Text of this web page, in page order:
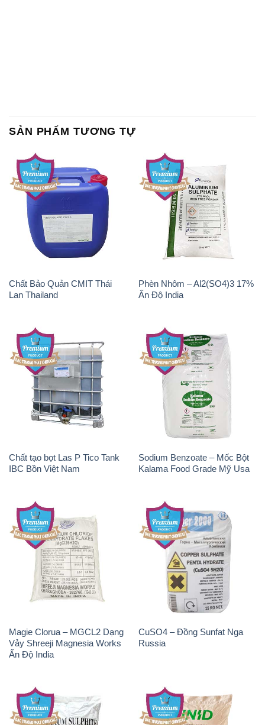
SẢN PHẨM TƯƠNG TỰ
Chất Bảo Quản CMIT Thái
Lan Thailand
Phèn Nhôm – Al2(SO4)3 17%
Ấn Độ India
Chất tạo bọt Las P Tico Tank
IBC Bồn Việt Nam
Sodium Benzoate – Mốc Bột
Kalama Food Grade Mỹ Usa
Magie Clorua – MGCL2 Dạng
Vảy Shreeji Magnesia Works
Ấn Độ India
CuSO4 – Đồng Sunfat Nga
Russia